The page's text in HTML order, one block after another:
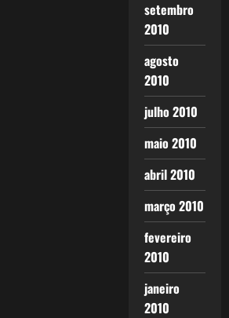
setembro
2010
agosto
2010
julho 2010
maio 2010
abril 2010
março 2010
fevereiro
2010
janeiro
2010